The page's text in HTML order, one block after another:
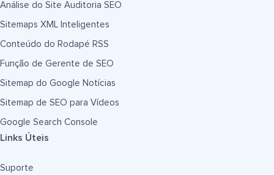
Análise do Site Auditoria SEO
Sitemaps XML Inteligentes
Conteúdo do Rodapé RSS
Função de Gerente de SEO
Sitemap do Google Notícias
Sitemap de SEO para Vídeos
Google Search Console
Links Úteis
Suporte